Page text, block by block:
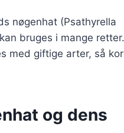
nøgenhat (Psathyrella
bruges i mange
med giftige arter, så
og dens